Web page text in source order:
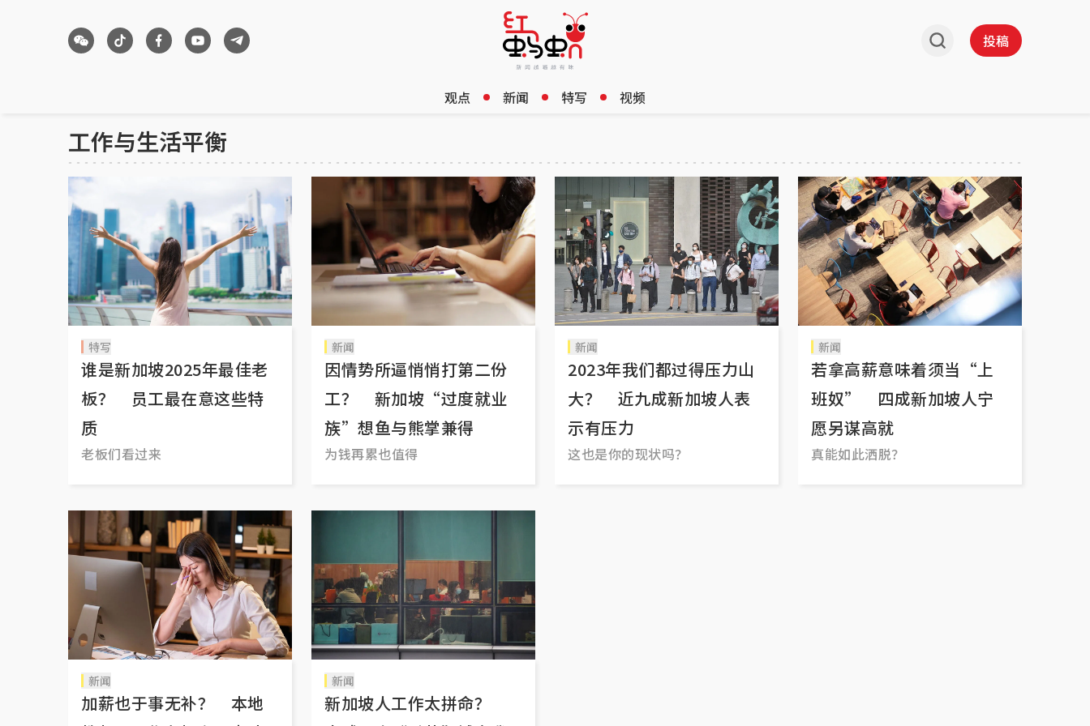
投稿
观点 新闻 特写 视频
工作与生活平衡
特写
谁是新加坡2025年最佳老
板？ 员工最在意这些特
质
老板们看过来
新闻
因情势所逼悄悄打第二份
工？ 新加坡“过度就业
族”想鱼与熊掌兼得
为钱再累也值得
新闻
2023年我们都过得压力山
大？ 近九成新加坡人表
示有压力
这也是你的现状吗？
新闻
若拿高薪意味着须当“上
班奴” 四成新加坡人宁
愿另谋高就
真能如此洒脱？
新闻
加薪也于事无补？ 本地
新闻
新加坡人工作太拼命？